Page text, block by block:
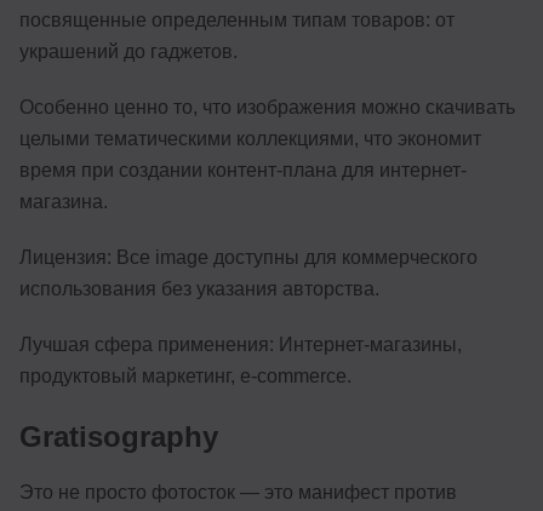
посвященные определенным типам товаров: от
украшений до гаджетов.
Особенно ценно то, что изображения можно скачивать
целыми тематическими коллекциями, что экономит
время при создании контент-плана для интернет-
магазина.
Лицензия: Все image доступны для коммерческого
использования без указания авторства.
Лучшая сфера применения: Интернет-магазины,
продуктовый маркетинг, e-commerce.
Gratisography
Это не просто фотосток — это манифест против